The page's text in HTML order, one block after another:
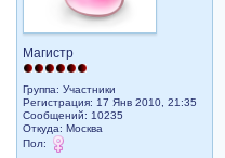
Магистр
Группа: Участники
Регистрация: 17 Янв 2010, 21:35
Сообщений: 10235
Откуда: Москва
Пол: